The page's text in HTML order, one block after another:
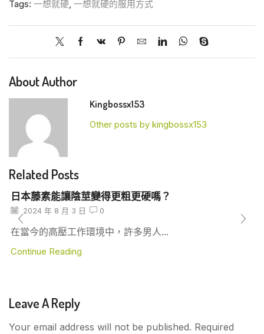
Tags: 一想就硬, 一想就硬的服用方式
About Author
Kingbossx153
Other posts by kingbossx153
Related Posts
日本藤素能讓陰莖變得更粗更硬嗎？
2024 年 8 月 3 日 0
在當今的高壓工作環境中，許多男人...
Continue Reading
Leave A Reply
Your email address will not be published. Required